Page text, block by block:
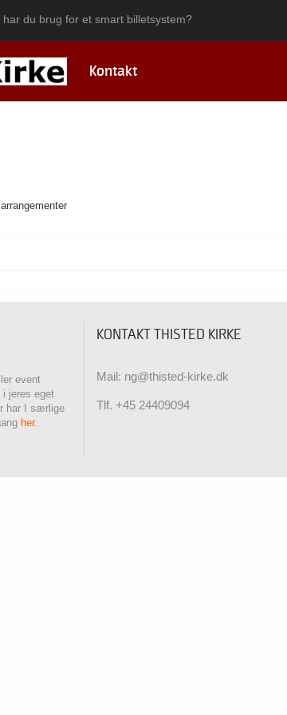
har du brug for et smart billetsystem?
Kontakt
event
i jeres eget
har I særlige
her.
KONTAKT THISTED KIRKE
Mail: ng@thisted-kirke.dk
Tlf. +45 24409094